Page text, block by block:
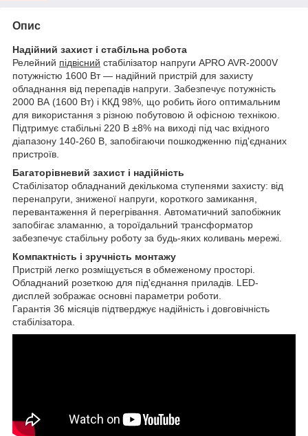
Опис
Надійний захист і стабільна робота
Релейний підвісний стабілізатор напруги APRO AVR-2000V
потужністю 1600 Вт — надійний пристрій для захисту
обладнання від перепадів напруги. Забезпечує потужність
2000 ВА (1600 Вт) і ККД 98%, що робить його оптимальним
для використання з різною побутовою й офісною технікою.
Підтримує стабільні 220 В ±8% на виході під час вхідного
діапазону 140-260 В, запобігаючи пошкодженню під'єднаних
пристроїв.
Багаторівневий захист і надійність
Стабілізатор обладнаний декількома ступенями захисту: від
перенапруги, зниженої напруги, короткого замикання,
перевантаження й перегрівання. Автоматичний запобіжник
запобігає зламанню, а тороїдальний трансформатор
забезпечує стабільну роботу за будь-яких коливань мережі.
Компактність і зручність монтажу
Пристрій легко розміщується в обмеженому просторі.
Обладнаний розеткою для під'єднання приладів. LED-
дисплей зображає основні параметри роботи.
Гарантія 36 місяців підтверджує надійність і довговічність
стабілізатора.